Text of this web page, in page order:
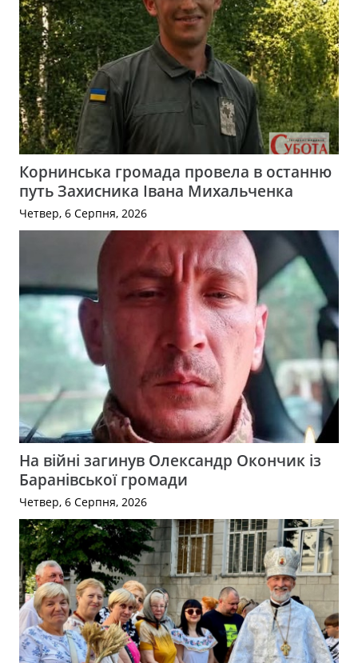
Корнинська громада провела в останню
путь Захисника Івана Михальченка
Четвер, 6 Серпня, 2026
На війні загинув Олександр Окончик із
Баранівської громади
Четвер, 6 Серпня, 2026